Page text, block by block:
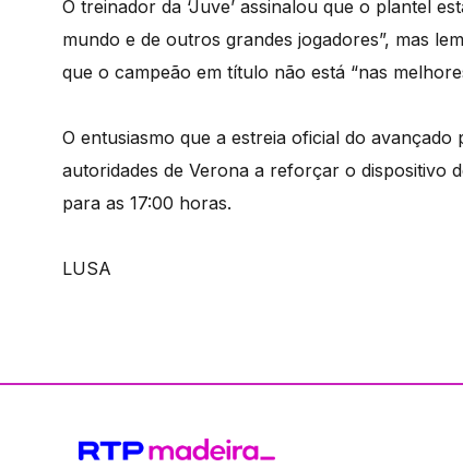
O treinador da ‘Juve’ assinalou que o plantel
mundo e de outros grandes jogadores”, mas
que o campeão em título não está “nas
O entusiasmo que a estreia oficial do
autoridades de Verona a reforçar o dispositivo
para as 17:00 horas.
LUSA